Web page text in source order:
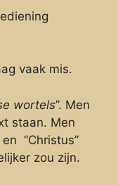
vaak mis.
wortels”. Men
staan. Men
en “Christus”
zou zijn.